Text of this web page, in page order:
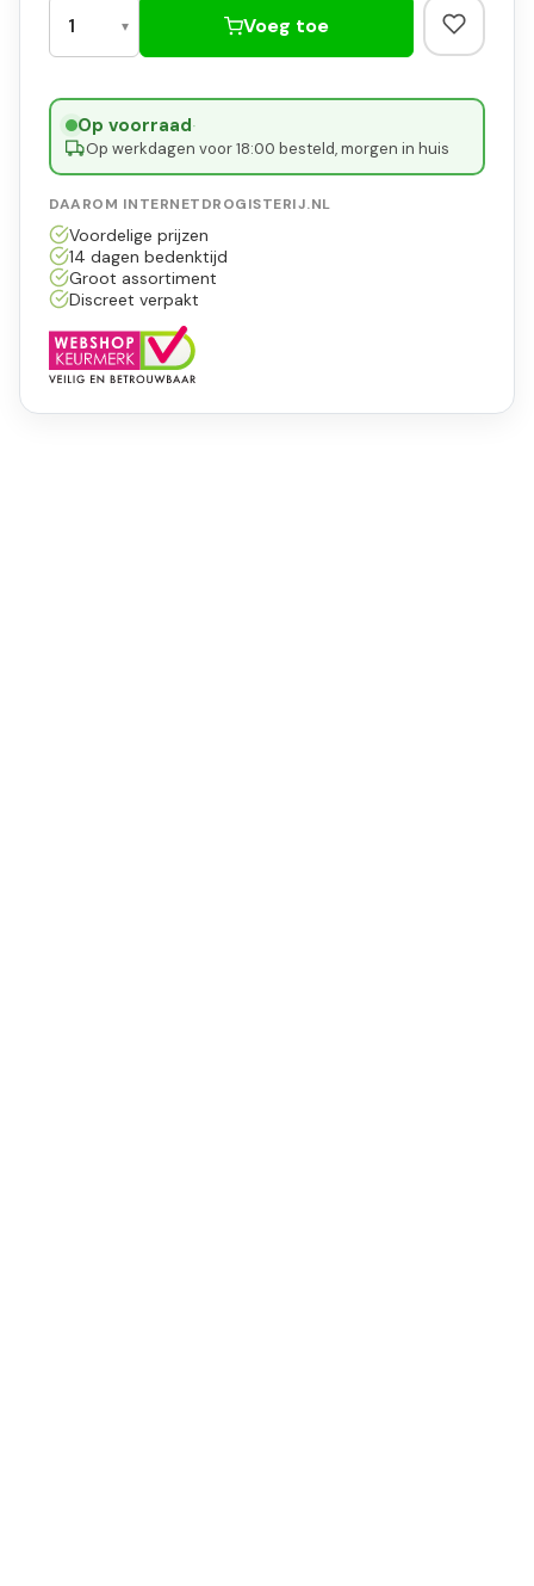
Voeg toe
Op voorraad·
Op werkdagen voor 18:00 besteld, morgen in huis
DAAROM INTERNETDROGISTERIJ.NL
Voordelige prijzen
14 dagen bedenktijd
Groot assortiment
Discreet verpakt